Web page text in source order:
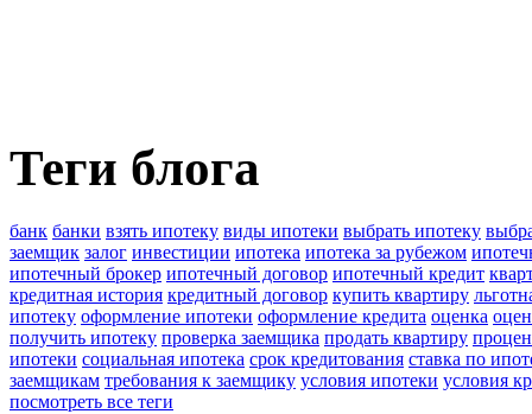
Теги блога
банк банки взять ипотеку виды ипотеки выбрать ипотеку
заемщик залог инвестиции ипотека ипотека за рубежом
ипотечный брокер ипотечный договор ипотечный кредит
кредитная история кредитный договор купить квартиру
ипотеку оформление ипотеки оформление кредита оценка
получить ипотеку проверка заемщика продать квартиру
ипотеки социальная ипотека срок кредитования ставка по
заемщикам требования к заемщику условия ипотеки условия
посмотреть все теги